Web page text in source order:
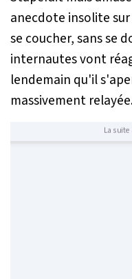
anecdote insolite
se coucher, sans se
internautes vont
lendemain qu'il
massivement
La